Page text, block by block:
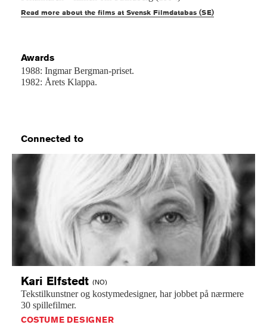
Read more about the films at Svensk Filmdatabas (SE)
Awards
1988: Ingmar Bergman-priset.
1982: Årets Klappa.
Connected to
Kari Elfstedt (NO)
Tekstilkunstner og kostymedesigner, har jobbet på nærmere
30 spillefilmer.
COSTUME DESIGNER